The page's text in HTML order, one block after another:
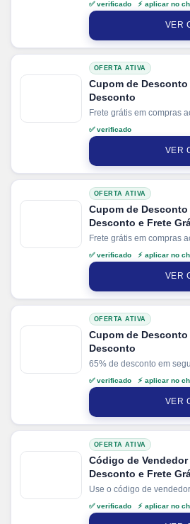
compras em até 6x sem
de desconto em
✅ verificado ⚡ aplicar no
VER
OFERTA ATIVA
Cupom de Desconto
Desconto
Frete grátis em compras
de SP.
✅ verificado
VER
OFERTA ATIVA
Cupom de Desconto
Desconto e Frete
Frete grátis em compras
suas compras em até 3x
+ 5% de desconto em
✅ verificado ⚡ aplicar no
VER
OFERTA ATIVA
Cupom de
Desconto
65% de desconto em
✅ verificado ⚡ aplicar no
VER
OFERTA ATIVA
Código de Vendedor
Desconto e Frete
Use o código de
compras acima de R$500.
✅ verificado ⚡ aplicar no